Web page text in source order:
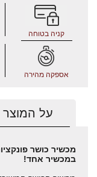
קניה בטוחה
אספקה מהירה
על המוצר
מכשיר כושר
במכשיר אחד!